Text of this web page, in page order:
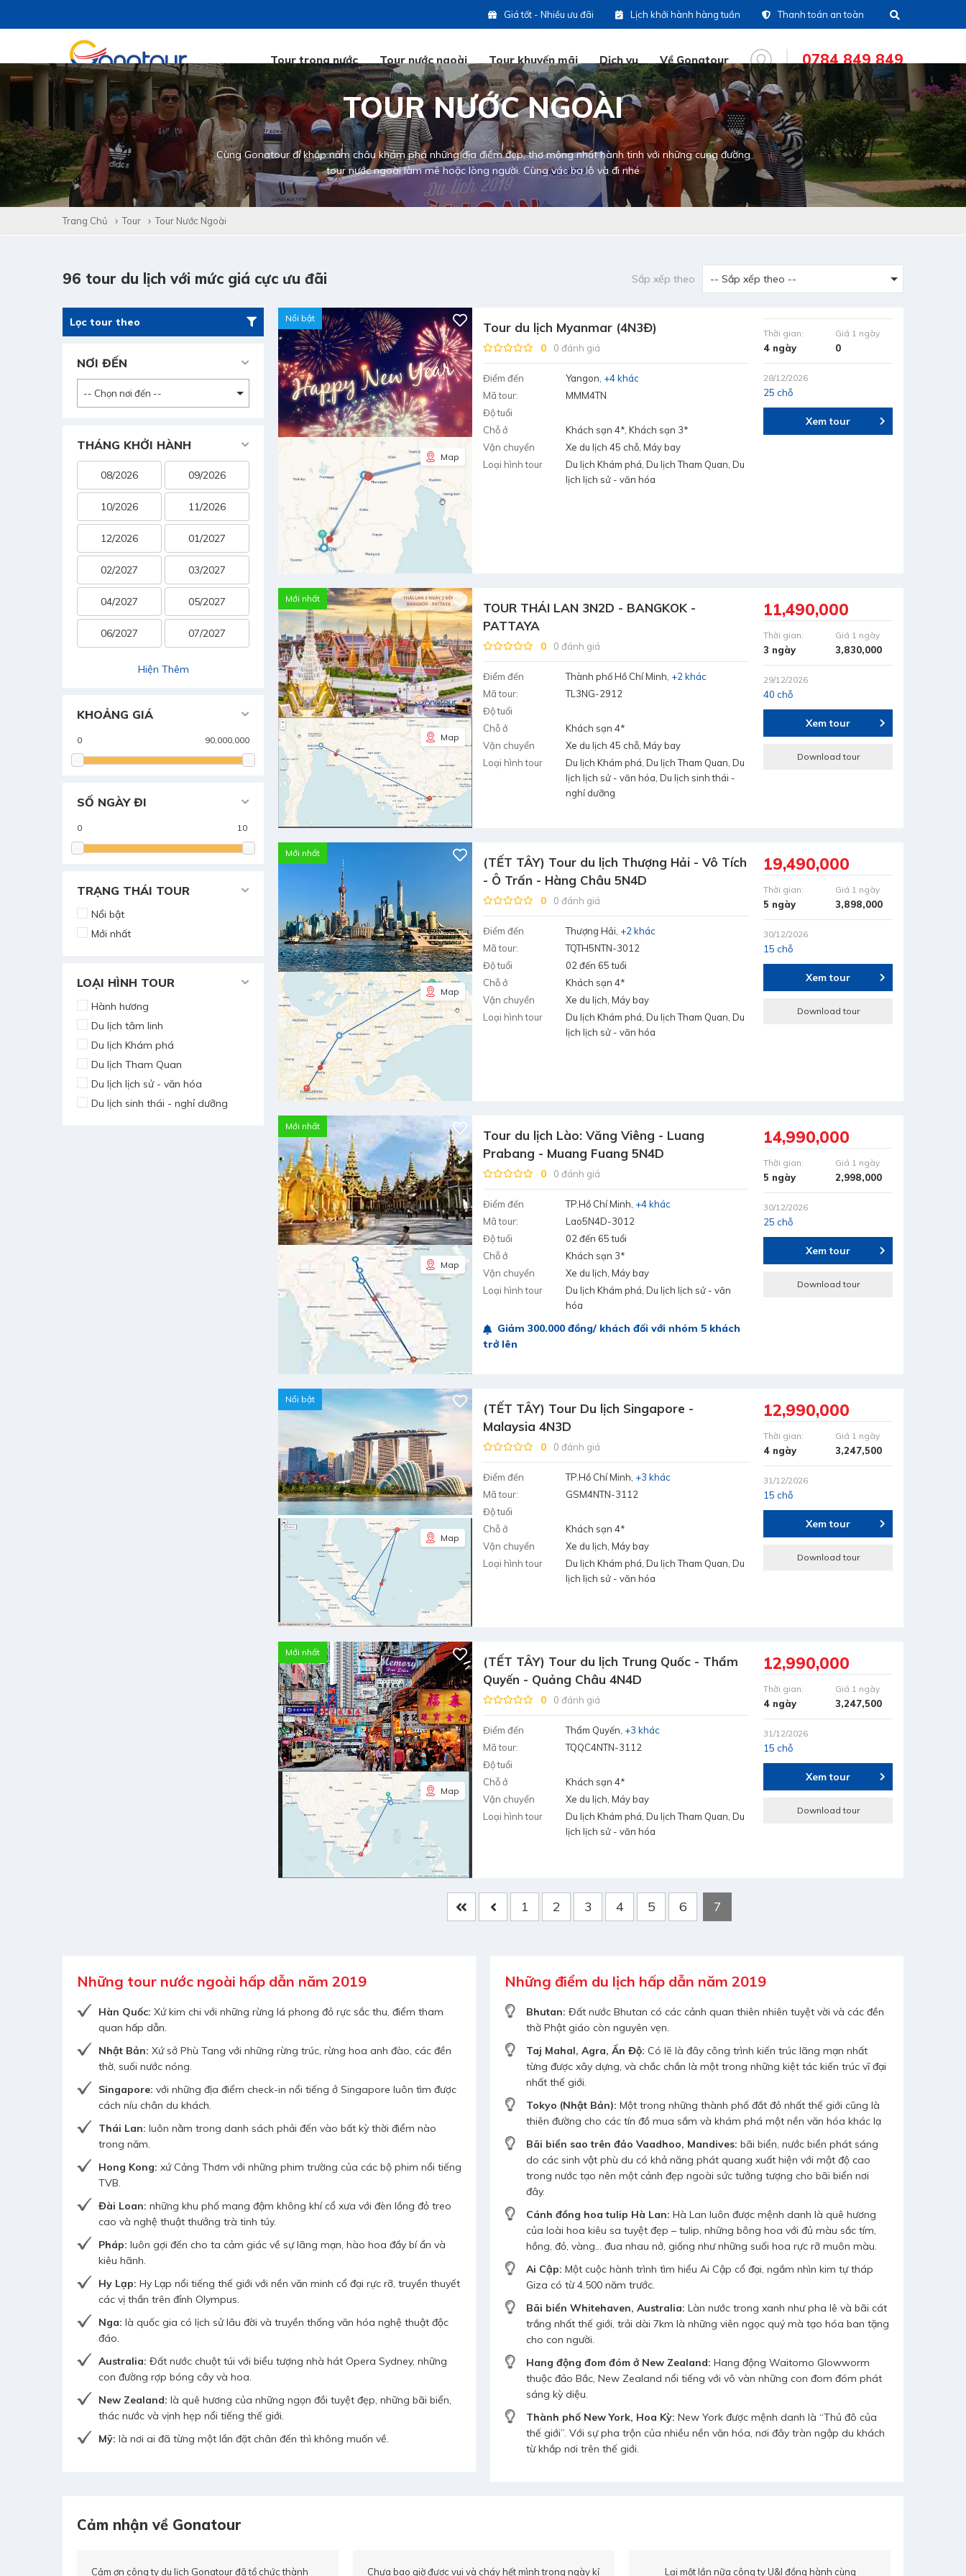
Giá tốt - Nhiều ưu đãi Lịch khởi hành hàng tuần Thanh toán an toàn
Tour trong nước Tour nước ngoài Tour khuyến mãi Dịch vụ Về Gonatour 0784 849 849
Tổng đài (028)39 14 18 18
Hotline tour nước
ngoài
0786 711 611
0916 404 578
0784 849 849
TOUR NƯỚC NGOÀI
Cùng Gonatour đi khắp năm châu khám phá những địa điểm đẹp, thơ mộng nhất hành tinh với những cung đường
tour nước ngoài làm mê hoặc lòng người. Cùng vác ba lô và đi nhé
Trang Chủ Tour Tour Nước Ngoài
96 tour du lịch với mức giá cực ưu đãi Sắp xếp theo
Lọc tour theo
NƠI ĐẾN
-- Chọn nơi đến --
THÁNG KHỞI HÀNH
08/2026 09/2026
10/2026 11/2026
12/2026 01/2027
02/2027 03/2027
04/2027 05/2027
06/2027 07/2027
Hiện Thêm
KHOẢNG GIÁ
SỐ NGÀY ĐI
TRẠNG THÁI TOUR
Nổi bật
Mới nhất
LOẠI HÌNH TOUR
Hành hương
Du lịch tâm linh
Du lịch Khám phá
Du lịch Tham Quan
Du lịch lịch sử - văn hóa
Du lịch sinh thái - nghỉ dưỡng
Nổi bật
Map
Tour du lịch Myanmar (4N3Đ)
0 0 đánh giá
Điểm đến Yangon +4 khác
Mã tour:
MMM4TN
Độ tuổi
Chỗ ở
Khách sạn 4*, Khách sạn 3*
Vận chuyển
Xe du lịch 45 chỗ, Máy bay
Loại hình tour
Du lịch Khám phá, Du lịch Tham Quan, Du
lịch lịch sử - văn hóa
Thời gian:
4 ngày
Giá 1 ngày
0
28/12/2026
25 chỗ
Xem tour
Mới nhất
Map
TOUR THÁI LAN 3N2D - BANGKOK -
PATTAYA
0 0 đánh giá
Điểm đến Thành phố Hồ Chí Minh +2 khác
Mã tour:
TL3NG-2912
Độ tuổi
Chỗ ở
Khách sạn 4*
Vận chuyển
Xe du lịch 45 chỗ, Máy bay
Loại hình tour
Du lịch Khám phá, Du lịch Tham Quan, Du
lịch lịch sử - văn hóa, Du lịch sinh thái -
nghỉ dưỡng
11,490,000
Thời gian:
3 ngày
Giá 1 ngày
3,830,000
29/12/2026
40 chỗ
Xem tour
Download tour
Mới nhất
Map
(TẾT TÂY) Tour du lịch Thượng Hải - Vô Tích
- Ô Trấn - Hàng Châu 5N4D
0 0 đánh giá
Điểm đến Thượng Hải +2 khác
Mã tour:
TQTH5NTN-3012
Độ tuổi
02 đến 65 tuổi
Chỗ ở
Khách sạn 4*
Vận chuyển
Xe du lịch, Máy bay
Loại hình tour
Du lịch Khám phá, Du lịch Tham Quan, Du
lịch lịch sử - văn hóa
19,490,000
Thời gian:
5 ngày
Giá 1 ngày
3,898,000
30/12/2026
15 chỗ
Xem tour
Download tour
Mới nhất
Map
Tour du lịch Lào: Văng Viêng - Luang
Prabang - Muang Fuang 5N4D
0 0 đánh giá
Điểm đến TP.Hồ Chí Minh +4 khác
Mã tour:
Lao5N4D-3012
Độ tuổi
02 đến 65 tuổi
Chỗ ở
Khách sạn 3*
Vận chuyển
Xe du lịch, Máy bay
Loại hình tour
Du lịch Khám phá, Du lịch lịch sử - văn
hóa
Giảm 300.000 đồng/ khách đối với nhóm 5 khách
trở lên
14,990,000
Thời gian:
5 ngày
Giá 1 ngày
2,998,000
30/12/2026
25 chỗ
Xem tour
Download tour
Nổi bật
Map
(TẾT TÂY) Tour Du lịch Singapore -
Malaysia 4N3D
0 0 đánh giá
Điểm đến TP.Hồ Chí Minh +3 khác
Mã tour:
GSM4NTN-3112
Độ tuổi
Chỗ ở
Khách sạn 4*
Vận chuyển
Xe du lịch, Máy bay
Loại hình tour
Du lịch Khám phá, Du lịch Tham Quan, Du
lịch lịch sử - văn hóa
12,990,000
Thời gian:
4 ngày
Giá 1 ngày
3,247,500
31/12/2026
15 chỗ
Xem tour
Download tour
Mới nhất
Map
(TẾT TÂY) Tour du lịch Trung Quốc - Thẩm
Quyến - Quảng Châu 4N4D
0 0 đánh giá
Điểm đến Thẩm Quyến +3 khác
Mã tour:
TQQC4NTN-3112
Độ tuổi
Chỗ ở
Khách sạn 4*
Vận chuyển
Xe du lịch, Máy bay
Loại hình tour
Du lịch Khám phá, Du lịch Tham Quan, Du
lịch lịch sử - văn hóa
12,990,000
Thời gian:
4 ngày
Giá 1 ngày
3,247,500
31/12/2026
15 chỗ
Xem tour
Download tour
1 2 3 4 5 6 7
Những tour nước ngoài hấp dẫn năm 2019
Hàn Quốc: Xứ kim chi với những rừng lá phong đỏ rực sắc thu, điểm tham
quan hấp dẫn.
Nhật Bản: Xứ sở Phù Tang với những rừng trúc, rừng hoa anh đào, các đền
thờ, suối nước nóng.
Singapore: với những địa điểm check-in nổi tiếng ở Singapore luôn tìm được
cách níu chân du khách.
Thái Lan: luôn nằm trong danh sách phải đến vào bất kỳ thời điểm nào
trong năm.
Hong Kong: xứ Cảng Thơm với những phim trường của các bộ phim nổi tiếng
TVB.
Đài Loan: những khu phố mang đậm không khí cổ xưa với đèn lồng đỏ treo
cao và nghệ thuật thưởng trà tinh túy.
Pháp: luôn gợi đến cho ta cảm giác về sự lãng mạn, hào hoa đầy bí ẩn và
kiêu hãnh.
Hy Lạp: Hy Lạp nổi tiếng thế giới với nền văn minh cổ đại rực rỡ, truyền thuyết
các vị thần trên đỉnh Olympus.
Nga: là quốc gia có lịch sử lâu đời và truyền thống văn hóa nghệ thuật độc
đáo.
Australia: Đất nước chuột túi với biểu tượng nhà hát Opera Sydney, những
con đường rợp bóng cây và hoa.
New Zealand: là quê hương của những ngọn đồi tuyệt đẹp, những bãi biển,
thác nước và vịnh hẹp nổi tiếng thế giới.
Mỹ: là nơi ai đã từng một lần đặt chân đến thì không muốn về.
Những điểm du lịch hấp dẫn năm 2019
Bhutan: Đất nước Bhutan có các cảnh quan thiên nhiên tuyệt vời và các đền
thờ Phật giáo còn nguyên vẹn.
Taj Mahal, Agra, Ấn Độ: Có lẽ là đây công trình kiến trúc lãng mạn nhất
từng được xây dựng, và chắc chắn là một trong những kiệt tác kiến trúc vĩ đại
nhất thế giới.
Tokyo (Nhật Bản): Một trong những thành phố đắt đỏ nhất thế giới cũng là
thiên đường cho các tín đồ mua sắm và khám phá một nền văn hóa khác lạ
Bãi biển sao trên đảo Vaadhoo, Mandives: bãi biển, nước biển phát sáng
do các sinh vật phù du có khả năng phát quang xuất hiện với mật độ cao
trong nước tạo nên một cảnh đẹp ngoài sức tưởng tượng cho bãi biển nơi
đây.
Cánh đồng hoa tulip Hà Lan: Hà Lan luôn được mệnh danh là quê hương
của loài hoa kiêu sa tuyệt đẹp – tulip, những bông hoa với đủ màu sắc tím,
hồng, đỏ, vàng… đua nhau nở, giống như những suối hoa rực rỡ muôn màu.
Ai Cập: Một cuộc hành trình tìm hiểu Ai Cập cổ đại, ngắm nhìn kim tự tháp
Giza có từ 4.500 năm trước.
Bãi biển Whitehaven, Australia: Làn nước trong xanh như pha lê và bãi cát
trắng nhất thế giới, trải dài 7km là những viên ngọc quý mà tạo hóa ban tặng
cho con người.
Hang động đom đóm ở New Zealand: Hang động Waitomo Glowworm
thuộc đảo Bắc, New Zealand nổi tiếng với vô vàn những con đom đóm phát
sáng kỳ diệu.
Thành phố New York, Hoa Kỳ: New York được mệnh danh là “Thủ đô của
thế giới”. Với sự pha trộn của nhiều nền văn hóa, nơi đây tràn ngập du khách
từ khắp nơi trên thế giới.
Cảm nhận về Gonatour
Chưa bao giờ được vui và cháy hết mình trong ngày kỉ Lại một lần nữa công ty U&I đồng hành cùng Mùa hè vừa rồi là chuyến du lịch đến đất nước